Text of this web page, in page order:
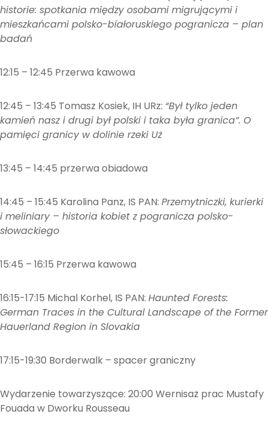
historie: spotkania między osobami migrującymi i
mieszkańcami polsko-białoruskiego pogranicza – plan
badań
12:15 – 12:45 Przerwa kawowa
12:45 – 13:45 Tomasz Kosiek, IH URz: “Był tylko jeden
kamień nasz i drugi był polski i taka była granica”. O
pamięci granicy w dolinie rzeki Uż
13:45 – 14:45 przerwa obiadowa
14:45 – 15:45 Karolina Panz, IS PAN: Przemytniczki, kurierki
i meliniary – historia kobiet z pogranicza polsko-
słowackiego
15:45 – 16:15 Przerwa kawowa
16:15-17:15 Michal Korhel, IS PAN: Haunted Forests:
German Traces in the Cultural Landscape of the Former
Hauerland Region in Slovakia
17:15-19:30 Borderwalk – spacer graniczny
Wydarzenie towarzyszące: 20:00 Wernisaż prac Mustafy
Fouada w Dworku Rousseau